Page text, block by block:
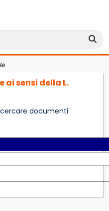
ai sensi della L.
documenti